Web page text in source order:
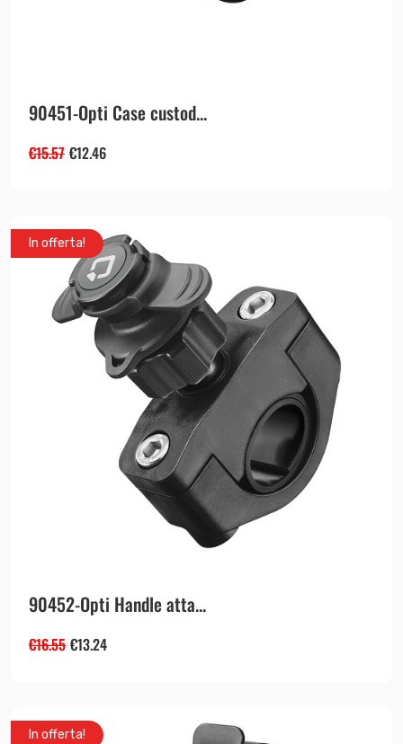
90451-Opti Case custod...
€15.57 €12.46
In offerta!
90452-Opti Handle atta...
€16.55 €13.24
In offerta!